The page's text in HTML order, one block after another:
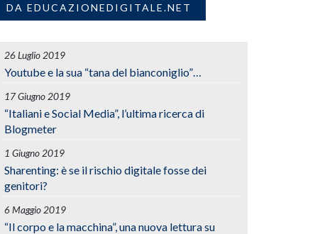
DA EDUCAZIONEDIGITALE.NET
26 Luglio 2019
Youtube e la sua “tana del bianconiglio”…
17 Giugno 2019
“Italiani e Social Media”, l’ultima ricerca di
Blogmeter
1 Giugno 2019
Sharenting: è se il rischio digitale fosse dei
genitori?
6 Maggio 2019
“Il corpo e la macchina”, una nuova lettura su